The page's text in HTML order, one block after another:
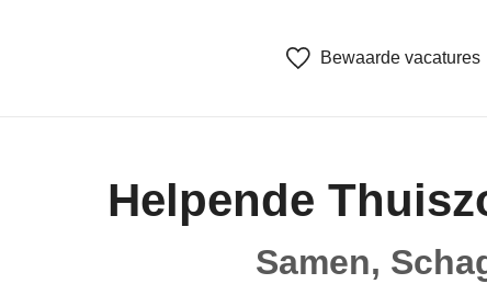
Bewaarde vacatures
Helpende
Samen,